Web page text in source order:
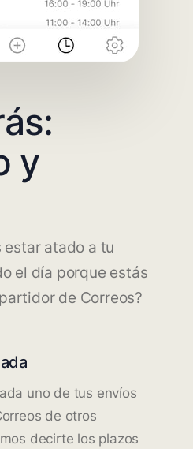
y
estar atado a tu
el día porque estás
de Correos?
uno de tus envíos
de otros
decirte los plazos